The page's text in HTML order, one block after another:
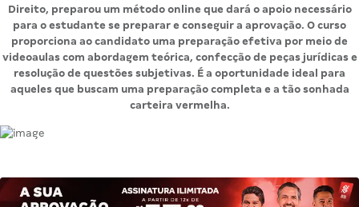
Direito, preparou um método online que dará o apoio necessário
para o estudante se preparar e conseguir a aprovação. O curso
proporciona ao candidato uma preparação efetiva por meio de
videoaulas com abordagem teórica, confecção de peças jurídicas e
resolução de questões subjetivas. É a oportunidade ideal para
aqueles que buscam uma preparação completa e a tão sonhada
carteira vermelha.